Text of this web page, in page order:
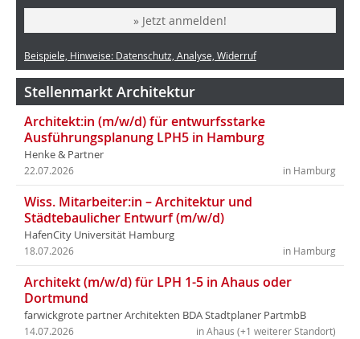
» Jetzt anmelden!
Beispiele, Hinweise: Datenschutz, Analyse, Widerruf
Stellenmarkt Architektur
Architekt:in (m/w/d) für entwurfsstarke
Ausführungsplanung LPH5 in Hamburg
Henke & Partner
in Hamburg
22.07.2026
Wiss. Mitarbeiter:in – Architektur und
Städtebaulicher Entwurf (m/w/d)
HafenCity Universität Hamburg
in Hamburg
18.07.2026
Architekt (m/w/d) für LPH 1-5 in Ahaus oder
Dortmund
farwickgrote partner Architekten BDA Stadtplaner PartmbB
in Ahaus (+1 weiterer Standort)
14.07.2026